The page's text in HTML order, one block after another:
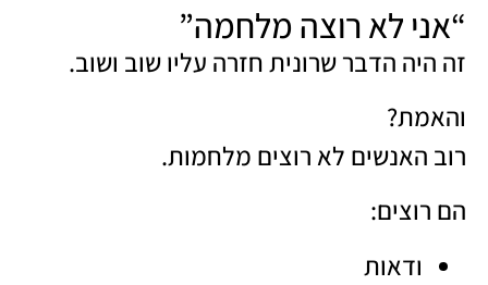
“אני לא רוצה מלחמה”
זה היה הדבר שרונית חזרה עליו שוב ושוב.
והאמת?
רוב האנשים לא רוצים מלחמות.
הם רוצים:
ודאות